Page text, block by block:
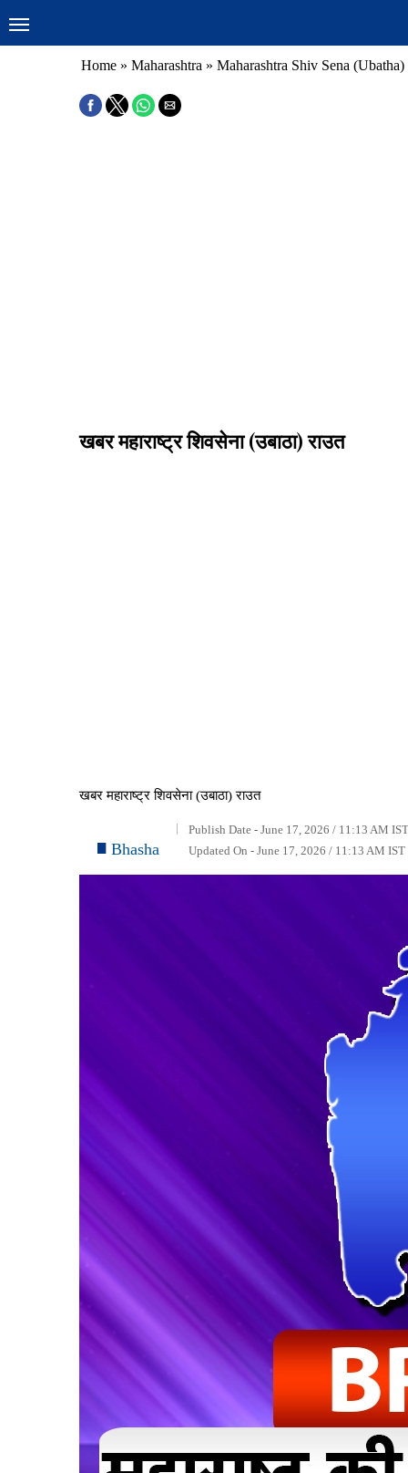
Home » Maharashtra » Maharashtra Shiv Sena (Ubatha)
खबर महाराष्ट्र शिवसेना (उबाठा) राउत
खबर महाराष्ट्र शिवसेना (उबाठा) राउत
Bhasha
Publish Date - June 17, 2026 / 11:13 AM
Updated On - June 17, 2026 / 11:13 AM IST